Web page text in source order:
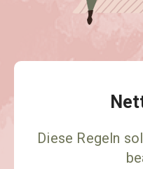
Diese Regeln